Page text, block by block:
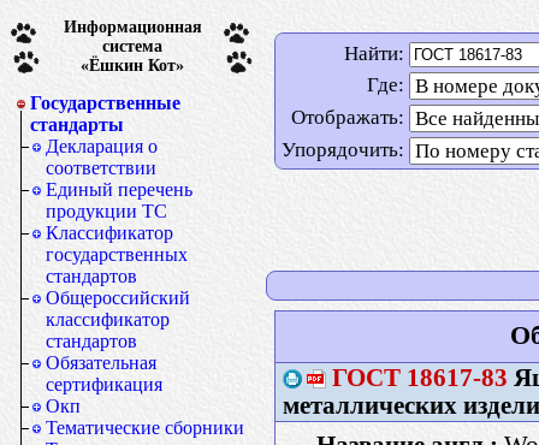
Информационная
система
«Ёшкин Кот»
Государственные
стандарты
Декларация о
соответствии
Единый перечень
продукции ТС
Классификатор
государственных
стандартов
Общероссийский
классификатор
стандартов
Обязательная
сертификация
Окп
Тематические сборники
Найти:
Где:
Отображать:
Упорядочить:
ГОСТ 18617-83
металлических